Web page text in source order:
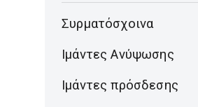
Συρματόσχοινα
Ιμάντες Ανύψωσης
Iμάντες πρόσδεσης